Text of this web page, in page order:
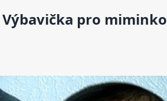
Výbavička pro miminko